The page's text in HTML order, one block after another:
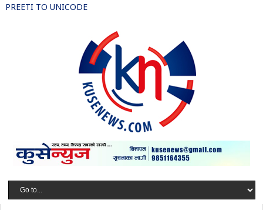
PREETI TO UNICODE